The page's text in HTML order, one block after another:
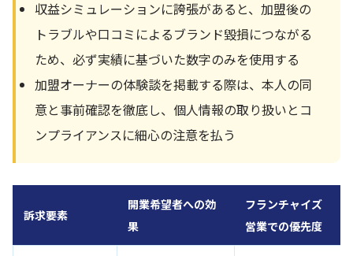
収益シミュレーションに誇張があると、加盟後の
トラブルや口コミによるブランド毀損につながる
ため、必ず実績に基づいた数字のみを使用する
加盟オーナーの体験談を掲載する際は、本人の同
意と事前確認を徹底し、個人情報の取り扱いとコ
ンプライアンスに細心の注意を払う
訴求要素
開業希望者への効
果
フランチャイズ
営業での優先度